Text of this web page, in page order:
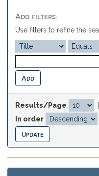
Add filters:
Use filters to refine the
Results/Page
In order